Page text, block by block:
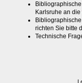
Karlsruhe an die
richten Sie bitte
Technische